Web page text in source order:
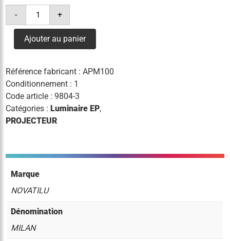
-
quantité
projecteur
m
48
3°k
13900lm
+
Ajouter au panier
Référence fabricant :APM100
Conditionnement : 1
Code article :9804-3
Catégories : Luminaire EP,
PROJECTEUR
Marque
NOVATILU
Dénomination
MILAN